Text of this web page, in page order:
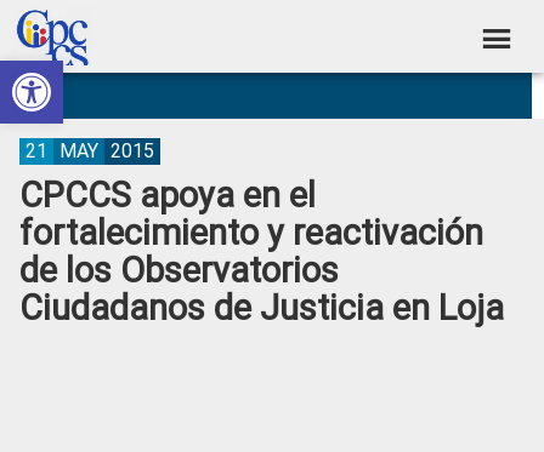
Abrir barra de herramientas
Skip
to
primary
navigation
Skip
to
main
content
Skip
to
primary
sidebar
Skip
to
footer
Consejo
de
Participación
Ciudadana
Control
Social
Construyendo
Poder
Ciudadano
CPCCS apoya en el
fortalecimiento y reactivación
de los Observatorios
Ciudadanos de Justicia en Loja
21 MAY 2015